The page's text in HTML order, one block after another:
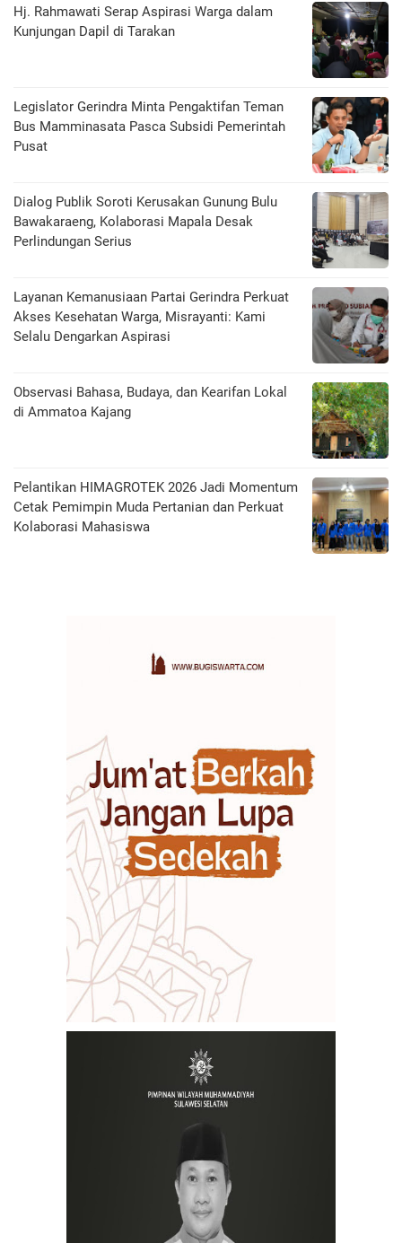
Hj. Rahmawati Serap Aspirasi Warga dalam
Kunjungan Dapil di Tarakan
Legislator Gerindra Minta Pengaktifan Teman
Bus Mamminasata Pasca Subsidi Pemerintah
Pusat
Dialog Publik Soroti Kerusakan Gunung Bulu
Bawakaraeng, Kolaborasi Mapala Desak
Perlindungan Serius
Layanan Kemanusiaan Partai Gerindra Perkuat
Akses Kesehatan Warga, Misrayanti: Kami
Selalu Dengarkan Aspirasi
Observasi Bahasa, Budaya, dan Kearifan Lokal
di Ammatoa Kajang
Pelantikan HIMAGROTEK 2026 Jadi Momentum
Cetak Pemimpin Muda Pertanian dan Perkuat
Kolaborasi Mahasiswa